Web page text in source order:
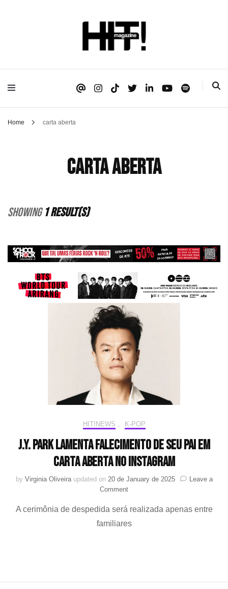
HIT!Magazine
Home carta aberta
carta aberta
Showing1 Result(s)
HIT!NEWS K-POP
J.Y. Park lamenta falecimento de seu pai em
carta aberta no Instagram
by Virginia Oliveira updated on 20 de January de 2025
Leave a
Commenton
Park
carta
A cerimônia de despedida será realizada apenas entre
familiares